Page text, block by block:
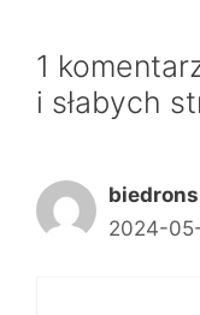
1
i słabych
2024-